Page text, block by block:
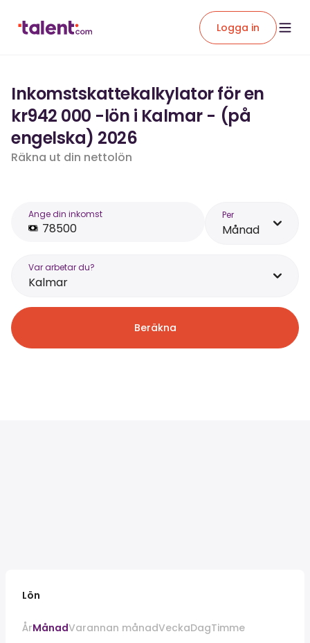
Logga in
Inkomstskattekalkylator för en
kr942 000 -lön i Kalmar - (på
engelska) 2026
Räkna ut din nettolön
Ange din inkomst Per
Månad
Var arbetar du?
Kalmar
Beräkna
Lön
ÅrMånadVarannan månadVeckaDagTimme